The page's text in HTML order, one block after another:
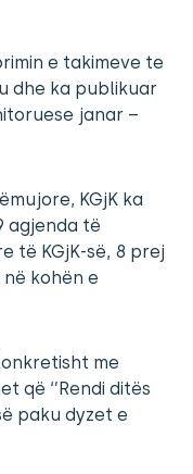
e takimeve te
dhe ka publikuar
janar –
KGjK ka
agjenda të
të KGjK-së, 8 prej
kohën e
me
që ‘’Rendi ditës
paku dyzet e